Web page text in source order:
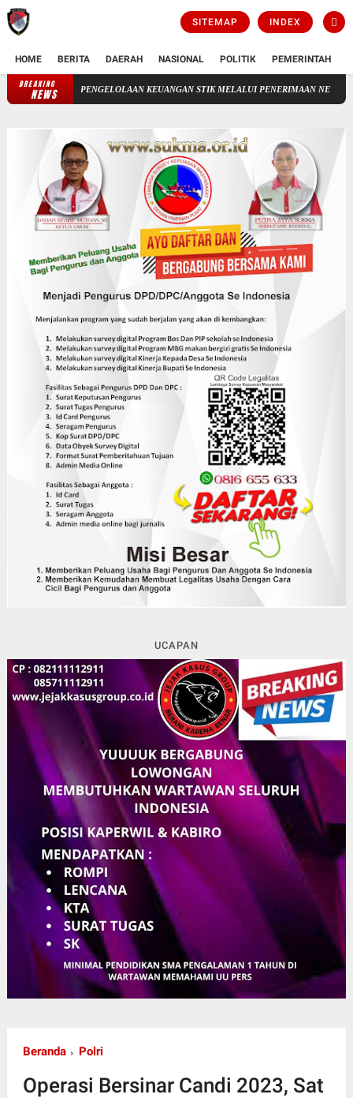
SITEMAP INDEX
HOME BERITA DAERAH NASIONAL POLITIK PEMERINTAH
BREAKING
NEWS
PENGELOLAAN KEUANGAN STIK MELALUI PENERIMAAN NEGERA BUKAN
UCAPAN
Beranda Polri
Operasi Bersinar Candi 2023, Sat